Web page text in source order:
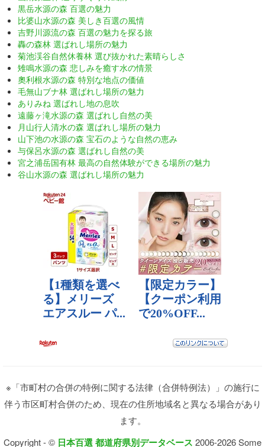
黒岳水源の森 百選の魅力
比婆山水源の森 美しき百選の風情
吉野川源流の森 百選の魅力を探る旅
轟の森林 選ばれし場所の魅力
菊池渓谷自然休養林 選び抜かれた素晴らしさ
雉鳴水源の森 悲しみを癒す水の情景
奧利根水源の森 特別な地点の価値
毛無山ブナ林 選ばれし場所の魅力
ありみね 選ばれし地の息吹
遠藤ヶ滝水源の森 選ばれし自然の美
月山行人清水の森 選ばれし場所の魅力
山下池の水源の森 宝石のような自然の恵み
与保呂水源の森 選ばれし自然の美
宮之浦岳国有林 最高の自然体験ができる場所の魅力
谷山水源の森 選ばれし場所の魅力
※「市町村の合併の特例に関する法律（合併特例法）」の施行に
伴う市区町村合併のため、現在の住所地域名と異なる場合があり
ます。
Copyright - © 日本百選 都道府県別データベース 2006-2026 Some